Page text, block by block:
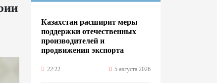
Казахстан расширит меры
поддержки отечественных
производителей и
продвижения экспорта
22:22 5 августа 2026